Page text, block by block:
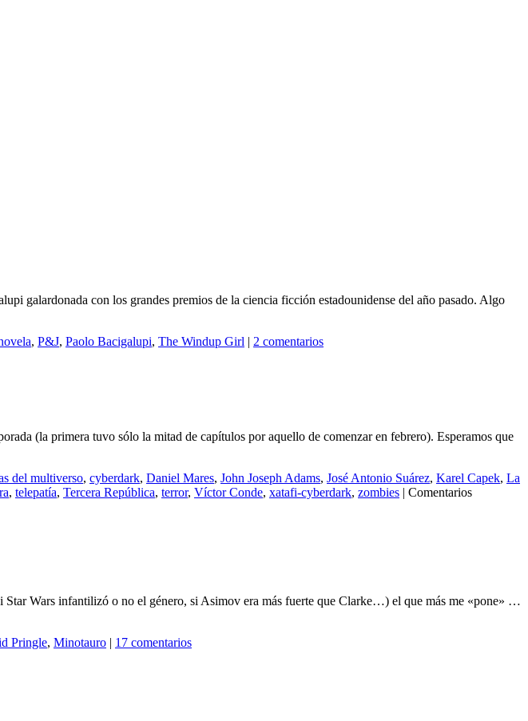
galardonada con los grandes premios de la ciencia ficción estadounidense del año pasado. Algo
, P&J, Paolo Bacigalupi, The Windup Girl | 2 comentarios
(la primera tuvo sólo la mitad de capítulos por aquello de comenzar en febrero). Esperamos que
del multiverso, cyberdark, Daniel Mares, John Joseph Adams, José Antonio Suárez, Karel Capek, La
, telepatía, Tercera República, terror, Víctor Conde, xatafi-cyberdark, zombies | Comentarios
Wars infantilizó o no el género, si Asimov era más fuerte que Clarke…) el que más me «pone» …
Pringle, Minotauro | 17 comentarios